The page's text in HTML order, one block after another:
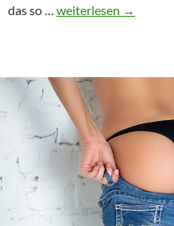
das so … Warum
in
der
erotischen
Literatur
noch
immer
Tabu?
weiterlesen →